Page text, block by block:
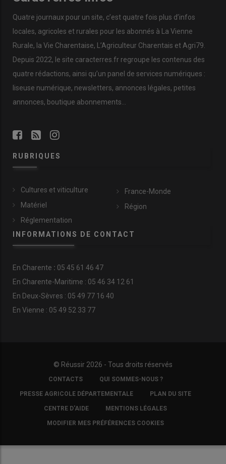
Quatre journaux pour un site, c’est quatre fois plus d’infos
locales, agricoles et rurales pour les abonnés à La Vienne
Rurale, la Vie Charentaise, L’Agriculteur Charentais et Agri79.
Depuis 2022, le site caracterres.fr regroupe les contenus des
quatre rédactions, ainsi qu’un panel de services numériques :
liseuse numérique, newsletters, annonces légales, petites
annonces, boutique abonnements…
RUBRIQUES
Cultures et viticulture
Matériel
Réglementation
France-Monde
Région
INFORMATIONS DE CONTACT
En Charente : 05 45 61 46 47
En Charente-Maritime : 05 46 34 12 61
En Deux-Sèvres : 05 49 77 16 40
En Vienne : 05 49 52 33 77
© Réussir 2026 - Tous droits réservés
COPYRIGHTCONTACTS QUI SOMMES-NOUS ?
PRESSE AGRICOLE DÉPARTEMENTALE PLAN DU SITE
CENTRE D'AIDE MENTIONS LÉGALES
MODIFIER MES PRÉFÉRENCES COOKIES